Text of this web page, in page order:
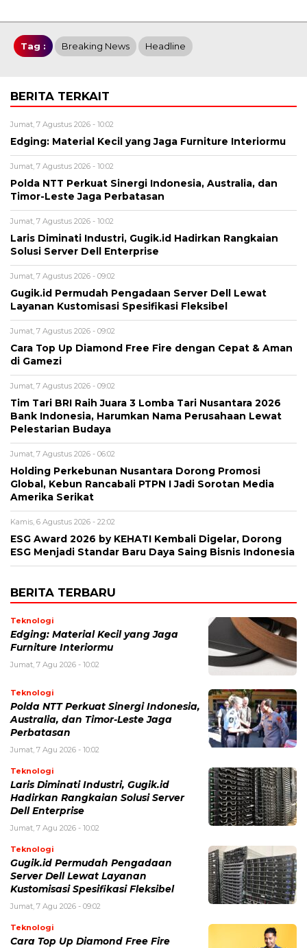
Tag : Breaking News Headline
BERITA TERKAIT
Jumat, 7 Agustus 2026 - 10:02
Edging: Material Kecil yang Jaga Furniture Interiormu
Jumat, 7 Agustus 2026 - 10:02
Polda NTT Perkuat Sinergi Indonesia, Australia, dan
Timor-Leste Jaga Perbatasan
Jumat, 7 Agustus 2026 - 10:02
Laris Diminati Industri, Gugik.id Hadirkan Rangkaian
Solusi Server Dell Enterprise
Jumat, 7 Agustus 2026 - 09:02
Gugik.id Permudah Pengadaan Server Dell Lewat
Layanan Kustomisasi Spesifikasi Fleksibel
Jumat, 7 Agustus 2026 - 09:02
Cara Top Up Diamond Free Fire dengan Cepat & Aman
di Gamezi
Jumat, 7 Agustus 2026 - 09:02
Tim Tari BRI Raih Juara 3 Lomba Tari Nusantara 2026
Bank Indonesia, Harumkan Nama Perusahaan Lewat
Pelestarian Budaya
Jumat, 7 Agustus 2026 - 06:02
Holding Perkebunan Nusantara Dorong Promosi
Global, Kebun Rancabali PTPN I Jadi Sorotan Media
Amerika Serikat
Kamis, 6 Agustus 2026 - 22:02
ESG Award 2026 by KEHATI Kembali Digelar, Dorong
ESG Menjadi Standar Baru Daya Saing Bisnis Indonesia
BERITA TERBARU
Teknologi
Edging: Material Kecil yang Jaga
Furniture Interiormu
Jumat, 7 Agu 2026 - 10:02
Teknologi
Polda NTT Perkuat Sinergi Indonesia,
Australia, dan Timor-Leste Jaga
Perbatasan
Jumat, 7 Agu 2026 - 10:02
Teknologi
Laris Diminati Industri, Gugik.id
Hadirkan Rangkaian Solusi Server
Dell Enterprise
Jumat, 7 Agu 2026 - 10:02
Teknologi
Gugik.id Permudah Pengadaan
Server Dell Lewat Layanan
Kustomisasi Spesifikasi Fleksibel
Jumat, 7 Agu 2026 - 09:02
Teknologi
Cara Top Up Diamond Free Fire